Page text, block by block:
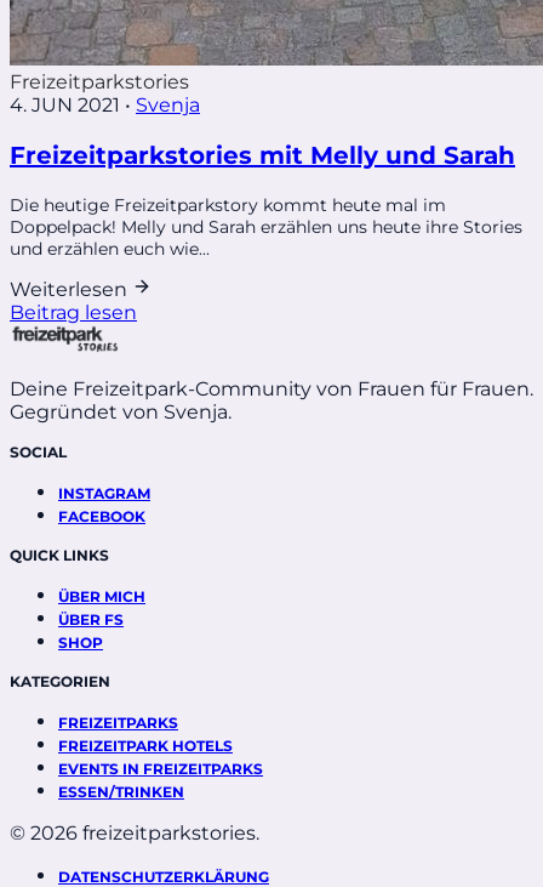
Freizeitparkstories
4. JUN 2021 • Svenja
Freizeitparkstories mit Melly und Sarah
Die heutige Freizeitparkstory kommt heute mal im
Doppelpack! Melly und Sarah erzählen uns heute ihre Stories
und erzählen euch wie...
Weiterlesen
Beitrag lesen
Deine Freizeitpark-Community von Frauen für Frauen.
Gegründet von Svenja.
SOCIAL
INSTAGRAM
FACEBOOK
QUICK LINKS
ÜBER MICH
ÜBER FS
SHOP
KATEGORIEN
FREIZEITPARKS
FREIZEITPARK HOTELS
EVENTS IN FREIZEITPARKS
ESSEN/TRINKEN
© 2026 freizeitparkstories.
DATENSCHUTZERKLÄRUNG